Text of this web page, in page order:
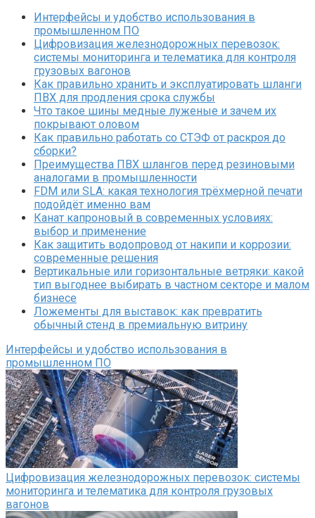
Интерфейсы и удобство использования в
промышленном ПО
Цифровизация железнодорожных перевозок:
системы мониторинга и телематика для контроля
грузовых вагонов
Как правильно хранить и эксплуатировать шланги
ПВХ для продления срока службы
Что такое шины медные луженые и зачем их
покрывают оловом
Как правильно работать со СТЭФ от раскроя до
сборки?
Преимущества ПВХ шлангов перед резиновыми
аналогами в промышленности
FDM или SLA: какая технология трёхмерной печати
подойдёт именно вам
Канат капроновый в современных условиях:
выбор и применение
Как защитить водопровод от накипи и коррозии:
современные решения
Вертикальные или горизонтальные ветряки: какой
тип выгоднее выбирать в частном секторе и малом
бизнесе
Ложементы для выставок: как превратить
обычный стенд в премиальную витрину
Интерфейсы и удобство использования в
промышленном ПО
Цифровизация железнодорожных перевозок: системы
мониторинга и телематика для контроля грузовых
вагонов